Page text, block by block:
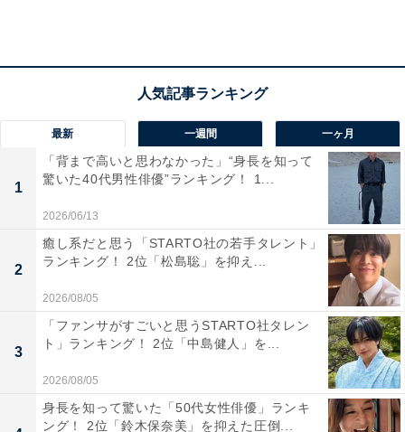
っています（47歳男性／静岡県）」など、定番の温泉ま
んじゅうのほか、目新しいお土産を次々と目にするとの
コメントも。
最新 一週間 一ヶ月
1
「背まで高いと思わなかった」“身長を知って
驚いた40代男性俳優”ランキング！ 1...
2026/06/13
2
癒し系だと思う「STARTO社の若手タレント」
ランキング！ 2位「松島聡」を抑え...
2026/08/05
3
「ファンサがすごいと思うSTARTO社タレン
ト」ランキング！ 2位「中島健人」を...
2026/08/05
身長を知って驚いた「50代女性俳優」ランキ
ング！ 2位「鈴木保奈美」を抑えた圧倒...